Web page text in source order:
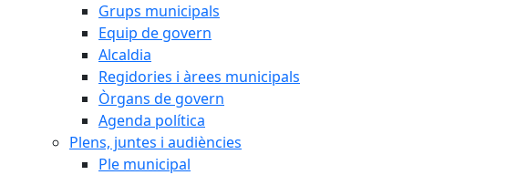
Grups municipals
Equip de govern
Alcaldia
Regidories i àrees municipals
Òrgans de govern
Agenda política
Plens, juntes i audiències
Ple municipal